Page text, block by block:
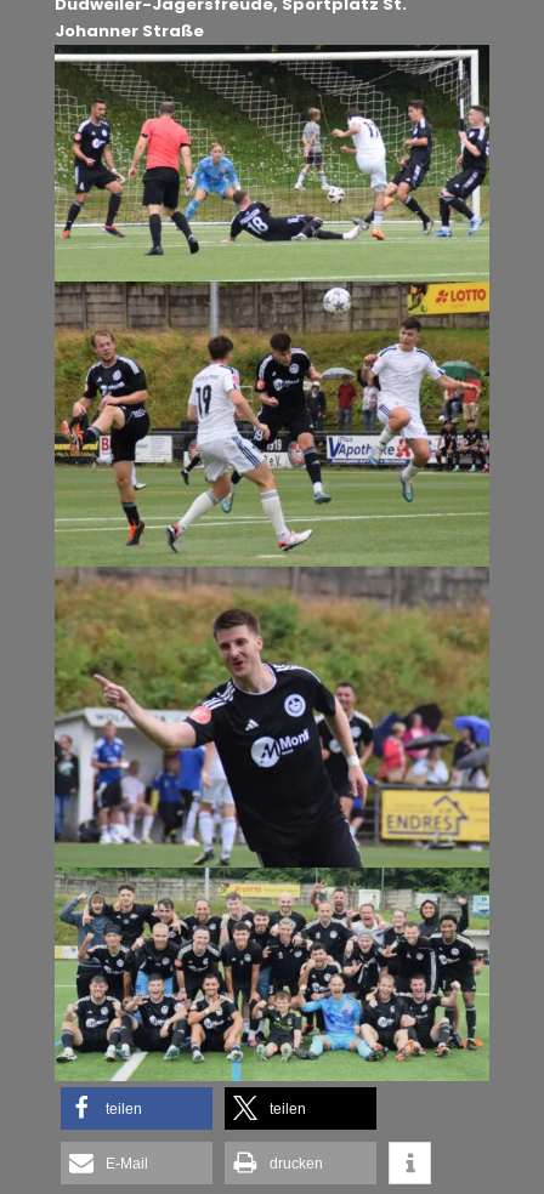
Johanner Straße
teilen teilen
E-Mail drucken